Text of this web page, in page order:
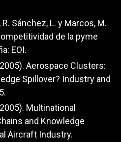
Sánchez, L. y Marcos, M.
de la pyme
EOI.
Aerospace Clusters:
Spillover? Industry and
Multinational
and Knowledge
Aircraft Industry.